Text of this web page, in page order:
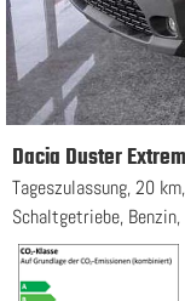
Dacia Duster
Tageszulassung, 20
Schaltgetriebe,